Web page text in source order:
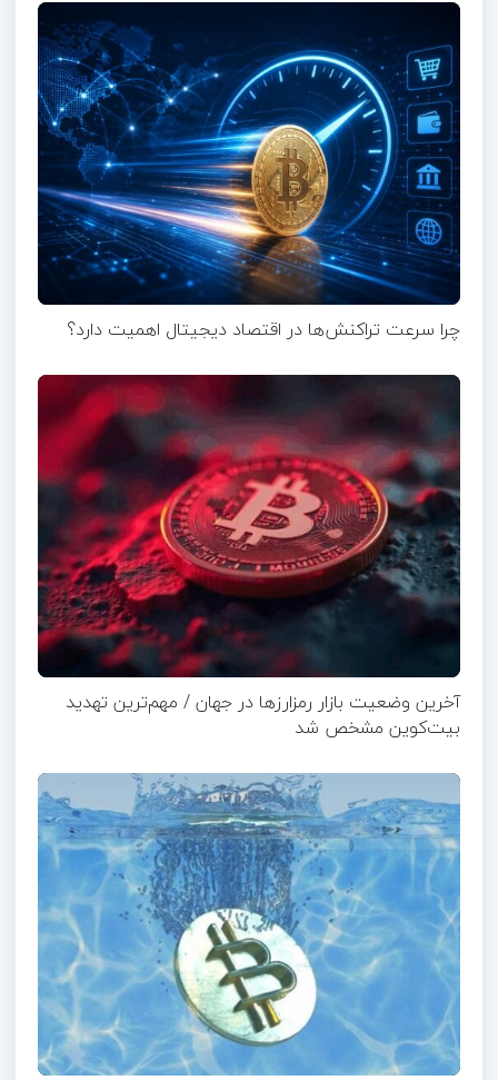
چرا سرعت تراکنش‌ها در اقتصاد دیجیتال اهمیت دارد؟
آخرین وضعیت بازار رمزارزها در جهان / مهم‌ترین تهدید
بیت‌کوین مشخص شد